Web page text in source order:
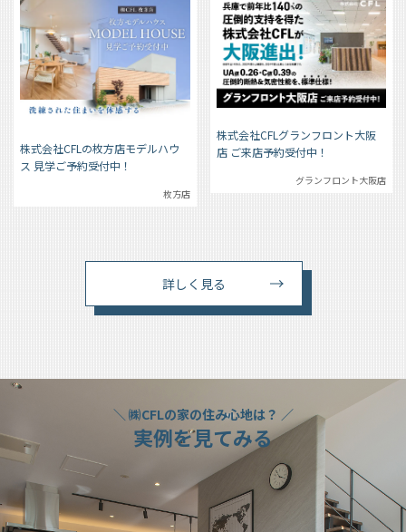
株式会社CFLの枚方店モデルハウ
ス 見学ご予約受付中！
枚方店
株式会社CFLグランフロント大阪
店 ご来店予約受付中！
グランフロント大阪店
詳しく見る
＼ ㈱CFLの家の住み心地は？ ／
実例を見てみる